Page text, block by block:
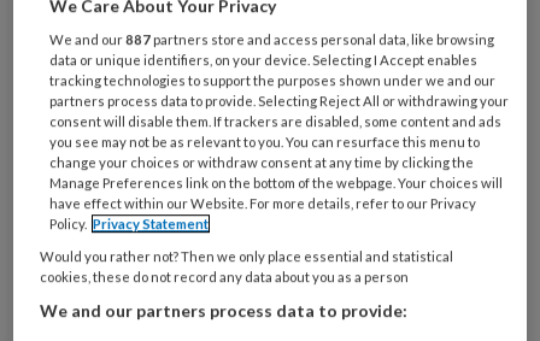
‘dementie', wat zijn hun eerste of
belangrijkste associaties? En wat
hebben we er dan aan om dat te
weten?
We Care About Your Privacy
We and our887 partners store and access personal data, like browsing
data or unique identifiers, on your device. Selecting I Accept enables
tracking technologies to support the purposes shown under we and our
partners process data to provide. Selecting Reject All or withdrawing your
consent will disable them. If trackers are disabled, some content and ads
you see may not be as relevant to you. You can resurface this menu to
change your choices or withdraw consent at any time by clicking the
Manage Preferences link on the bottom of the webpage. Your choices will
have effect within our Website. For more details, refer to our Privacy
Policy. Privacy Statement
Would you rather not? Then we only place essential and statistical
cookies, these do not record any data about you as a person
We and our partners process data to provide: